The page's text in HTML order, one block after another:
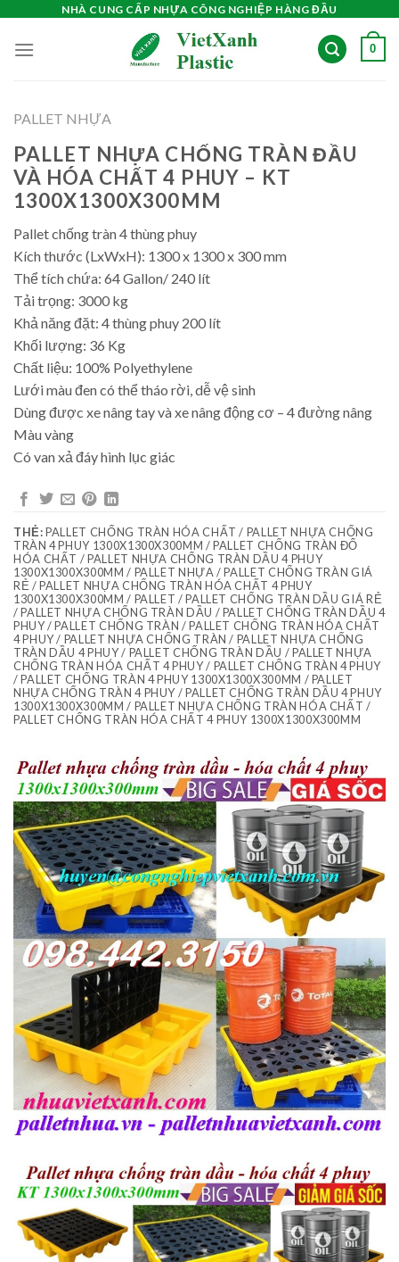
content
NHÀ CUNG CẤP NHỰA CÔNG NGHIỆP HÀNG ĐẦU
0
PALLET NHỰA
PALLET NHỰA CHỐNG TRÀN ĐẦU
VÀ HÓA CHẤT 4 PHUY – KT
1300X1300X300MM
Pallet chống tràn 4 thùng phuy
Kích thước (LxWxH): 1300 x 1300 x 300 mm
Thể tích chứa: 64 Gallon/ 240 lít
Tải trọng: 3000 kg
Khả năng đặt: 4 thùng phuy 200 lít
Khối lượng: 36 Kg
Chất liệu: 100% Polyethylene
Lưới màu đen có thể tháo rời, dễ vệ sinh
Dùng được xe nâng tay và xe nâng động cơ – 4 đường nâng
Màu vàng
Có van xả đáy hình lục giác
THẺ:PALLET CHỐNG TRÀN HÓA CHẤT / PALLET NHỰA CHỐNG
TRÀN 4 PHUY 1300X1300X300MM / PALLET CHỐNG TRÀN ĐỔ
HÓA CHẤT / PALLET NHỰA CHỐNG TRÀN DẦU 4 PHUY
1300X1300X300MM / PALLET NHỰA / PALLET CHỐNG TRÀN GIÁ
RẺ / PALLET NHỰA CHỐNG TRÀN HÓA CHẤT 4 PHUY
1300X1300X300MM / PALLET / PALLET CHỐNG TRÀN DẦU GIÁ RẺ
/ PALLET NHỰA CHỐNG TRÀN DẦU / PALLET CHỐNG TRÀN DẦU 4
PHUY / PALLET CHỐNG TRÀN / PALLET CHỐNG TRÀN HÓA CHẤT
4 PHUY / PALLET NHỰA CHỐNG TRÀN / PALLET NHỰA CHỐNG
TRÀN DẦU 4 PHUY / PALLET CHỐNG TRÀN DẦU / PALLET NHỰA
CHỐNG TRÀN HÓA CHẤT 4 PHUY / PALLET CHỐNG TRÀN 4 PHUY
/ PALLET CHỐNG TRÀN 4 PHUY 1300X1300X300MM / PALLET
NHỰA CHỐNG TRÀN 4 PHUY / PALLET CHỐNG TRÀN DẦU 4 PHUY
1300X1300X300MM / PALLET NHỰA CHỐNG TRÀN HÓA CHẤT /
PALLET CHỐNG TRÀN HÓA CHẤT 4 PHUY 1300X1300X300MM